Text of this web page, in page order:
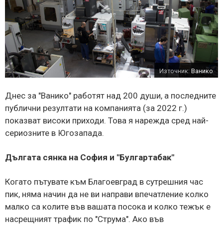
Източник: Ванико
Днес за "Ванико" работят над 200 души, а последните
публични резултати на компанията (за 2022 г.)
показват високи приходи. Това я нарежда сред най-
сериозните в Югозапада.
Дългата сянка на София и "Булгартабак"
Когато пътувате към Благоевград в сутрешния час
пик, няма начин да не ви направи впечатление колко
малко са колите във вашата посока и колко тежък е
насрещният трафик по "Струма". Ако във